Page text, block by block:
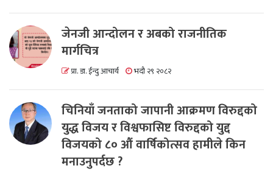
जेनजी आन्दोलन र अबको राजनीतिक
मार्गचित्र
प्रा. डा. ईन्दु आचार्य भदौ २९ २०८२
चिनियाँ जनताको जापानी आक्रमण विरुद्दको
युद्ध विजय र विश्वफासिष्ट विरुद्दको युद्द
विजयको ८० औं वार्षिकोत्सव हामीले किन
मनाउनुपर्दछ ?